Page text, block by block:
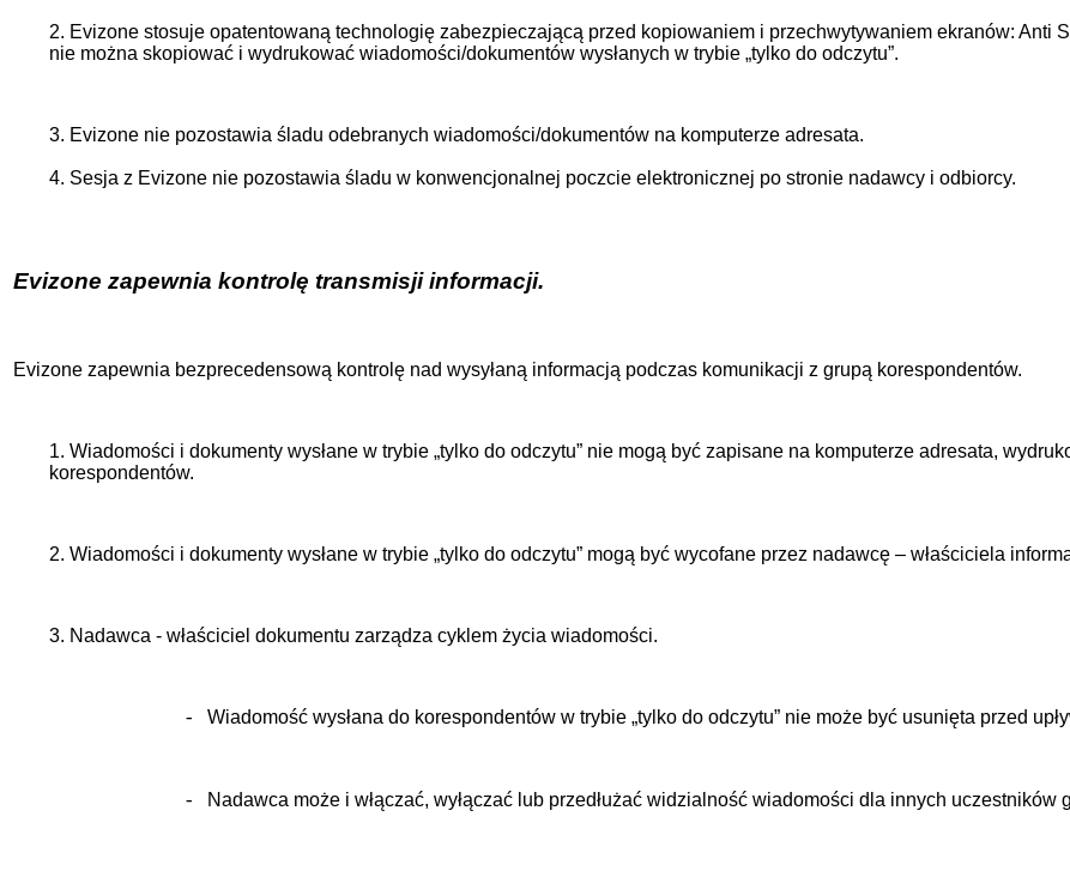
2. Evizone stosuje opatentowaną technologię zabezpieczającą przed kopiowaniem i przechwytywaniem ekranów: Anti
nie można skopiować i wydrukować wiadomości/dokumentów wysłanych w trybie „tylko do odczytu”.
3. Evizone nie pozostawia śladu odebranych wiadomości/dokumentów na komputerze adresata.
4. Sesja z Evizone nie pozostawia śladu w konwencjonalnej poczcie elektronicznej po stronie nadawcy i odbiorcy.
Evizone zapewnia kontrolę transmisji informacji.
Evizone zapewnia bezprecedensową kontrolę nad wysyłaną informacją podczas komunikacji z grupą korespondentów.
1. Wiadomości i dokumenty wysłane w trybie „tylko do odczytu” nie mogą być zapisane na komputerze adresata,
korespondentów.
2. Wiadomości i dokumenty wysłane w trybie „tylko do odczytu” mogą być wycofane przez nadawcę – właściciela
3. Nadawca - właściciel dokumentu zarządza cyklem życia wiadomości.
-Wiadomość wysłana do korespondentów w trybie „tylko do odczytu” nie może być usunięta przed
- Nadawca może i włączać, wyłączać lub przedłużać widzialność wiadomości dla innych uczestników